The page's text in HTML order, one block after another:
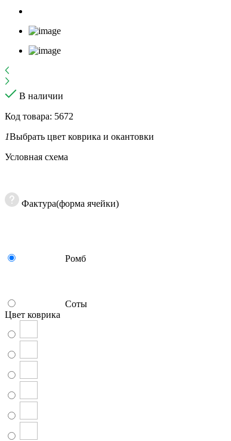
В наличии
Код товара: 5672
1Выбрать цвет коврика и окантовки
Условная схема
Фактура(форма ячейки)
Ромб
Соты
Цвет коврика